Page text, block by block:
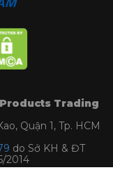
Trading
Quận 1, Tp. HCM
do Sở KH & ĐT
2014